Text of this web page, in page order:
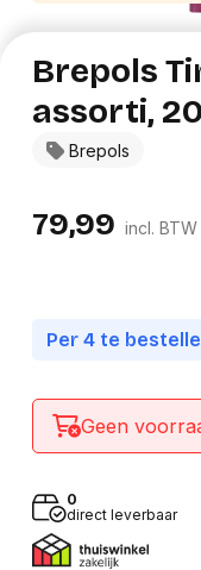
Brepols
Brepols
assorti,
79,99 incl. BTW
Per 4 te
Geen
0
direct leverbaar